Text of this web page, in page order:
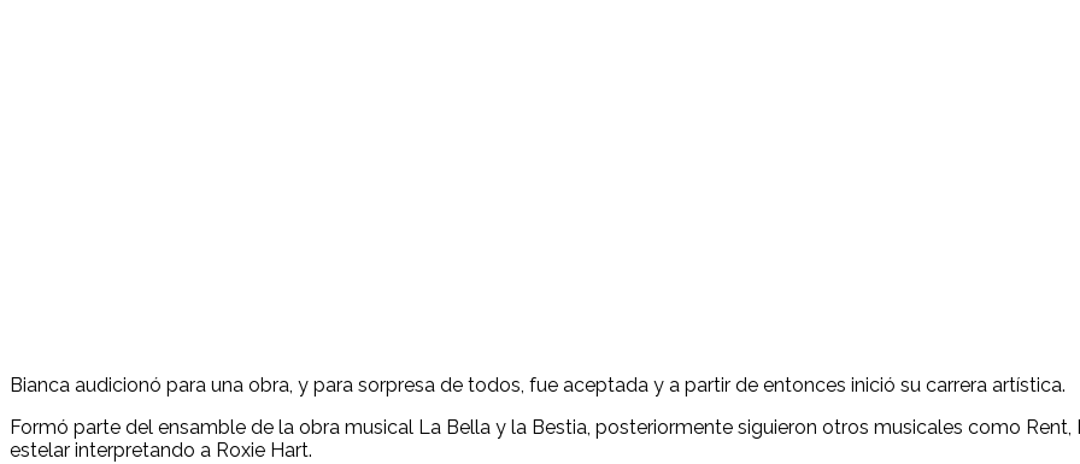
Bianca audicionó para una obra, y para sorpresa de todos, fue aceptada y a partir de entonces inició su carrera artística.
Formó parte del ensamble de la obra musical La Bella y la Bestia, posteriormente siguieron otros musicales como
estelar interpretando a Roxie Hart.